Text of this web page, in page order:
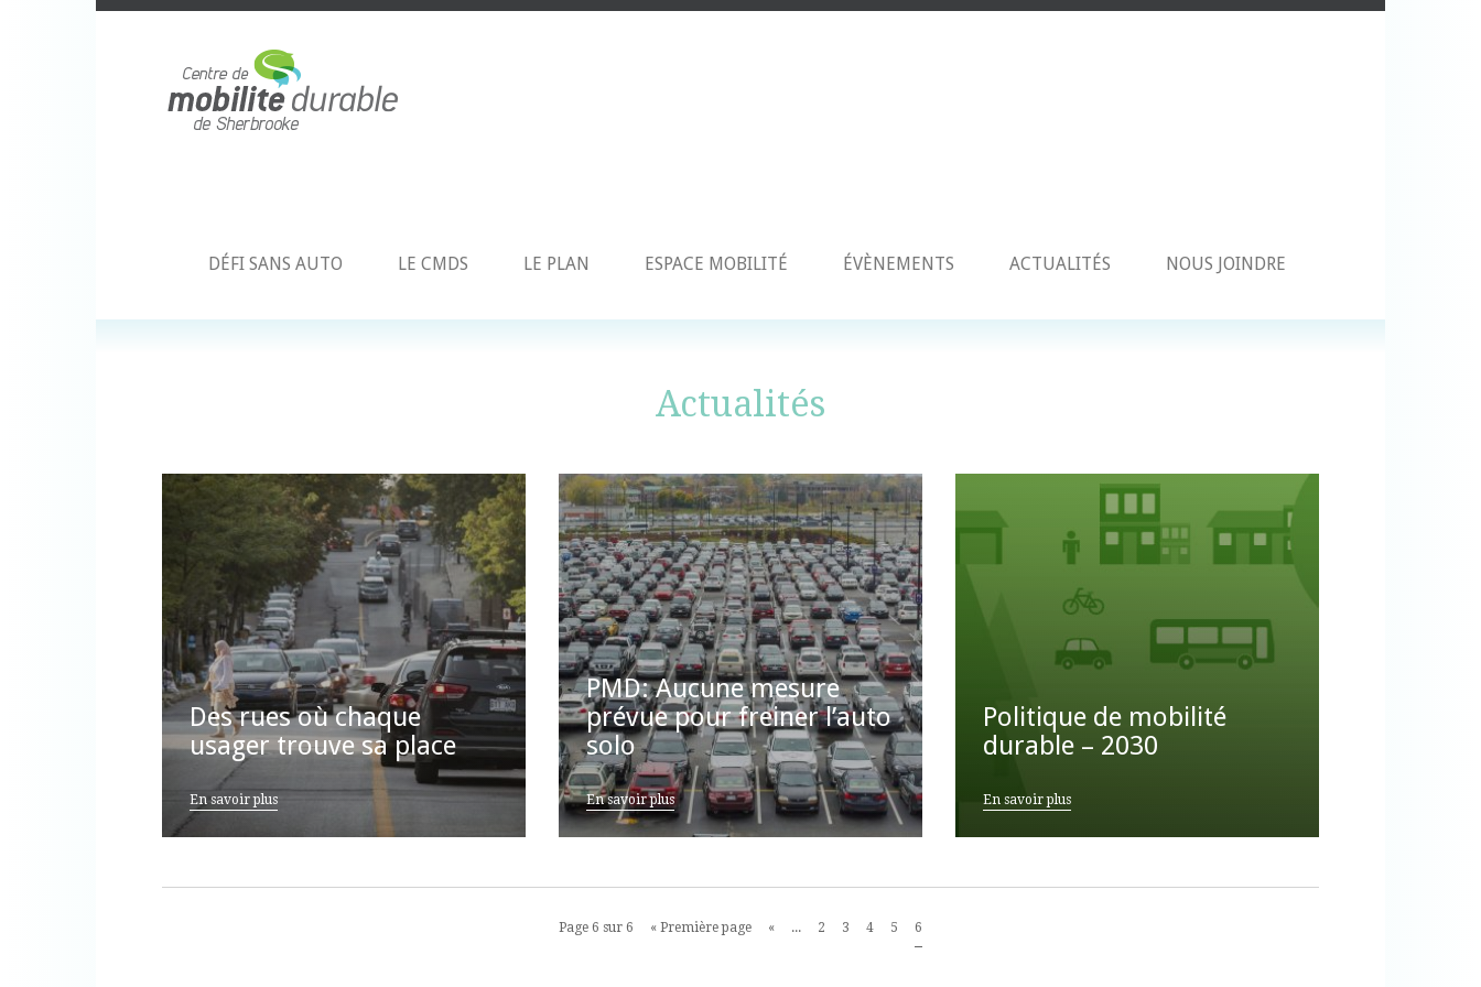
DÉFI SANS AUTO LE CMDS LE PLAN ESPACE MOBILITÉ ÉVÈNEMENTS ACTUALITÉS NOUS JOINDRE
Actualités
Des rues où chaque
usager trouve sa place
En savoir plus
PMD: Aucune mesure
prévue pour freiner l’auto
solo
En savoir plus
Politique de mobilité
durable – 2030
En savoir plus
Page 6 sur 6 « Première page « ... 2 3 4 5 6